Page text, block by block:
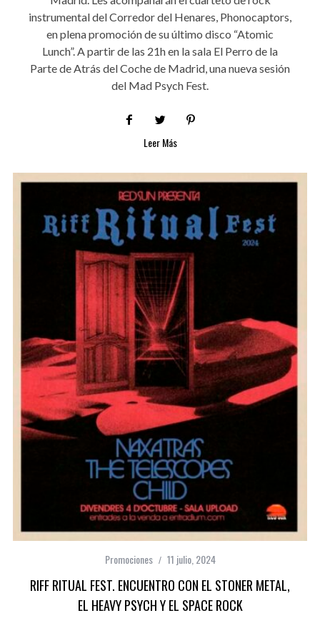
instrumental del Corredor del Henares, Phonocaptors,
en plena promoción de su último disco “Atomic
Lunch”. A partir de las 21h en la sala El Perro de la
Parte de Atrás del Coche de Madrid, una nueva sesión
del Mad Psych Fest.
Leer Más
Promociones 11 julio, 2024
RIFF RITUAL FEST. ENCUENTRO CON EL STONER METAL,
EL HEAVY PSYCH Y EL SPACE ROCK